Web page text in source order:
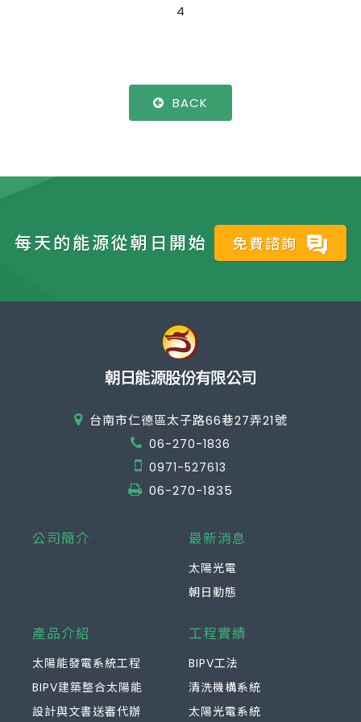
4
BACK
每天的能源從朝日開始 免費諮詢
台南市仁德區太子路66巷27弄21號
06-270-1836
0971-527613
06-270-1835
公司簡介 最新消息
太陽光電
朝日動態
產品介紹
太陽能發電系統工程
BIPV建築整合太陽能
設計與文書送審代辦
工程實績
BIPV工法
清洗機構系統
太陽光電系統